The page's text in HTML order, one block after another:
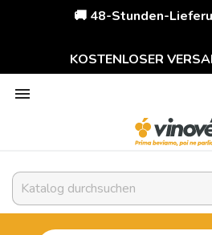
🚚 48-Stunden-
KOSTENLOSER
